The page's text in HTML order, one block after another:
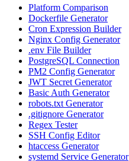
Platform Comparison
Dockerfile Generator
Cron Expression Builder
Nginx Config Generator
.env File Builder
PostgreSQL Connection
PM2 Config Generator
JWT Secret Generator
Basic Auth Generator
robots.txt Generator
.gitignore Generator
Regex Tester
SSH Config Editor
htaccess Generator
systemd Service Generator